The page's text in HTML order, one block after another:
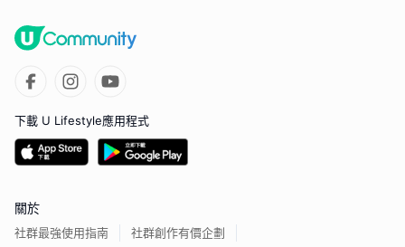
下載 U Lifestyle應用程式
關於
社群最強使用指南 社群創作有價企劃